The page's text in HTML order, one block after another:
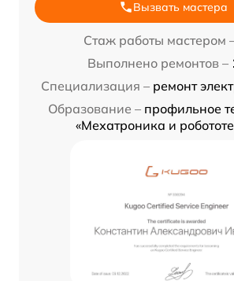
Вызвать мастера
Стаж работы мастером
Выполнено ремонтов –
Специализация – ремонт
Образование – профильное
«Мехатроника и